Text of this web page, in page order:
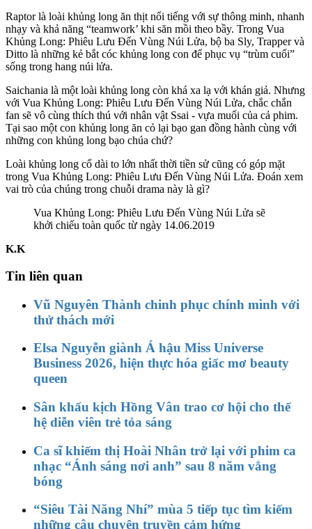
Raptor là loài khủng long ăn thịt nổi tiếng với sự thông minh, nhanh
nhạy và khả năng “teamwork’ khi săn mồi theo bầy. Trong Vua
Khủng Long: Phiêu Lưu Đến Vùng Núi Lửa, bộ ba Sly, Trapper và
Ditto là những kẻ bắt cóc khủng long con để phục vụ “trùm cuối”
sống trong hang núi lửa.
Saichania là một loài khủng long còn khá xa lạ với khán giả. Nhưng
với Vua Khủng Long: Phiêu Lưu Đến Vùng Núi Lửa, chắc chắn
fan sẽ vô cùng thích thú với nhân vật Ssai - vựa muối của cả phim.
Tại sao một con khủng long ăn cỏ lại bạo gan đồng hành cùng với
những con khủng long bạo chúa chứ?
Loài khủng long cổ dài to lớn nhất thời tiền sử cũng có góp mặt
trong Vua Khủng Long: Phiêu Lưu Đến Vùng Núi Lửa. Đoán xem
vai trò của chúng trong chuỗi drama này là gì?
Vua Khủng Long: Phiêu Lưu Đến Vùng Núi Lửa sẽ
khởi chiếu toàn quốc từ ngày 14.06.2019
K.K
Tin liên quan
Vũ Nguyên Thành chinh phục chính mình với
thử thách mới
Elsa Nguyễn giành Á hậu Miss Universe
Business 2026, hiện thực hóa giấc mơ beauty
queen
Sân khấu kịch Hồng Vân trao cơ hội cho thế
hệ diễn viên trẻ tỏa sáng
Ca sĩ khiếm thị Hoài Nhân trở lại với phim ca
nhạc “Ánh sáng nơi anh” sau 8 năm vắng
bóng
“Siêu Tài Năng Nhí” mùa 5 tiếp tục tìm kiếm
những câu chuyện truyền cảm hứng